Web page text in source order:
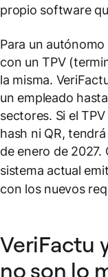
propio software
Para un
con un TPV
la misma.
un empleado
sectores. Si el
hash ni QR,
de enero de 2027.
sistema actual
con los nuevos
VeriFactu
no son lo